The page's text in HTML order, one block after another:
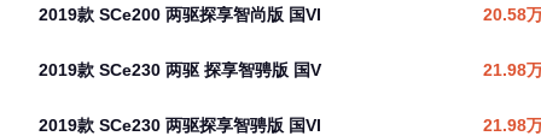
2019款 SCe200 两驱探享智尚版 国VI 20.58
2019款 SCe230 两驱 探享智骋版 国V 21.98
2019款 SCe230 两驱探享智骋版 国VI 21.98